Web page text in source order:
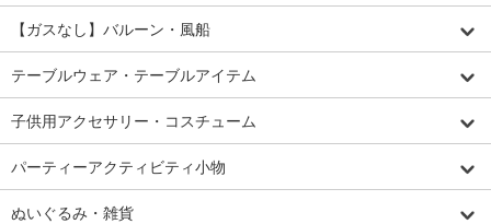
【ガスなし】バルーン・風船
テーブルウェア・テーブルアイテム
子供用アクセサリー・コスチューム
パーティーアクティビティ小物
ぬいぐるみ・雑貨